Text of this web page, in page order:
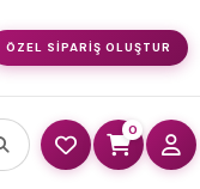
ÖZEL SIPARIŞ OLUŞTUR
0